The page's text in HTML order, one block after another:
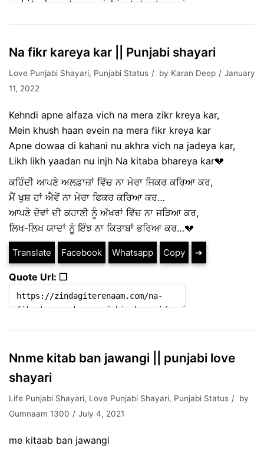
Na fikr kareya kar || Punjabi shayari
Love Punjabi Shayari, Punjabi Status by Karan Deep
January
11, 2022
Kehndi apne alfaza vich na mera zikr kreya kar,
Mein khush haan evein na mera fikr kreya kar
Apne dowaa di kahani nu akhra vich na jadeya kar,
Likh likh yaadan nu injh Na kitaba bhareya kar💔
ਕਹਿੰਦੀ ਆਪਣੇ ਅਲਫ਼ਾਜ਼ਾਂ ਵਿੱਚ ਨਾ ਮੇਰਾ ਜਿਕਰ ਕਰਿਆ ਕਰ,
ਮੈਂ ਖੁਸ਼ ਹਾਂ ਐਵੇਂ ਨਾ ਮੇਰਾ ਫਿਕਰ ਕਰਿਆ ਕਰ…
ਆਪਣੇ ਦੋਵਾਂ ਦੀ ਕਹਾਣੀ ਨੂੰ ਅੱਖਰਾਂ ਵਿੱਚ ਨਾ ਜੜਿਆ ਕਰ,
ਲਿਖ-ਲਿਖ ਯਾਦਾਂ ਨੂੰ ਇੰਝ ਨਾ ਕਿਤਾਬਾਂ ਭਰਿਆ ਕਰ…💔
Translate Facebook Whatsapp Copy ➔
Quote Url: ❐
Nnme kitab ban jawangi || punjabi love
shayari
Life Punjabi Shayari, Love Punjabi Shayari, Punjabi Status
by
Gumnaam 1300
July 4, 2021
me kitaab ban jawangi